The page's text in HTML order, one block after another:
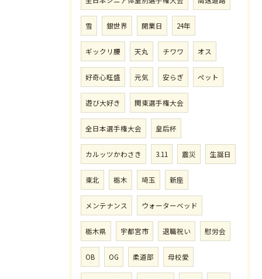
雪 銀世界 開業日 24年
ギックリ腰 天丸 チワワ オス
好奇心旺盛 元気 安らぎ ペット
遊び大好き 関東選手権大会
全日本選手権大会 皇后杯
カルッツかわさき 3.11 震災 生誕日
東北 栃木 埼玉 新座
メンテナンス ウォーターベッド
栃木県 宇都宮市 退職祝い 慰労会
OB OG 柔道部 母校愛